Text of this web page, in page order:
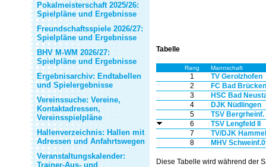
Pokalmeisterschaft 2025/26:
Spielpläne und Ergebnisse
Freundschaftsspiele 2026/27:
Spielpläne und Ergebnisse
BHV M-WM 2026/27:
Spielpläne und Ergebnisse
Ergebnisarchiv: Endtabellen
und Spielergebnisse
Vereinssuche: Vereine,
Kontaktadressen,
Vereinsspielpläne
Hallenverzeichnis: Hallen mit
Adressen und Anfahrtswegen
Veranstaltungskalender:
Trainer-Aus- und
Tabelle
Rang Mannschaft
1
TV Gerolzhofen
2
FC Bad
3
HSC Bad
4
DJK Nüdlingen
5
TSV Bergrheinf.
6
TSV Lengfeld II
7
TV/DJK
8
MHV
Diese Tabelle wird während der